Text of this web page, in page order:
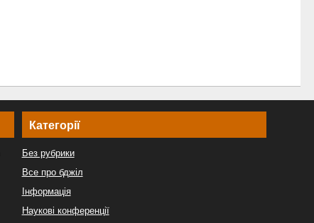
Категорії
Без рубрики
Все про бджіл
Інформація
Наукові конференції